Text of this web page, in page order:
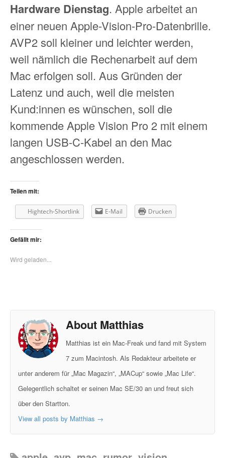
Hardware Dienstag. Apple arbeitet an
einer neuen Apple-Vision-Pro-Datenbrille.
AVP2 soll kleiner und leichter werden,
weil nämlich die Rechenarbeit auf dem
Mac erfolgen soll. Aus Gründen der
Latenz und auch, weil die meisten
Kund:innen es wünschen, soll die
kommende Apple Vision Pro 2 mit einem
langen USB-C-Kabel an den Mac
angeschlossen werden.
Teilen mit:
Hightech-Shortlink E-Mail Drucken
Gefällt mir:
Wird geladen...
About Matthias
Matthias ist ein Mac-Freak und fand mit System
7 zum Macintosh. Als Redakteur arbeitete er
unter anderem für „Mac Magazin“, „MACup“ sowie „Mac Life“.
Gelegentlich schaltet er seinen Mac SE/30 an und freut sich
über den Startton.
View all posts by Matthias →